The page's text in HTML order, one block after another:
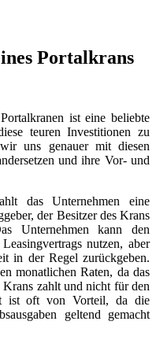
Portalkrans
ist eine beliebte
teuren Investitionen zu
uns genauer mit diesen
und ihre Vor- und
das Unternehmen eine
der Besitzer des Krans
Unternehmen kann den
nutzen, aber
in der Regel zurückgeben.
monatlichen Raten, da das
zahlt und nicht für den
ist oft von Vorteil, da die
geltend gemacht